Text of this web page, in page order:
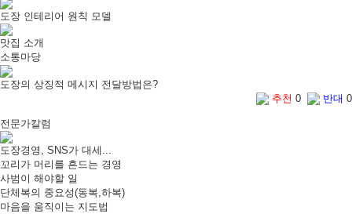
도장 인테리어 원칙 모델
맛집 소개
소통마당
도장의 상징적 메시지 전달방법은?
반대 0
추천 0
전문가칼럼
도장경영, SNS가 대세...
꼬리가 머리를 흔드는 경영
사범이 해야할 일
단체복의 중요성(동복,하복)
마음을 움직이는 지도법